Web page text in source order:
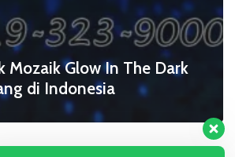
Mozaik Glow In The Dark
di Indonesia